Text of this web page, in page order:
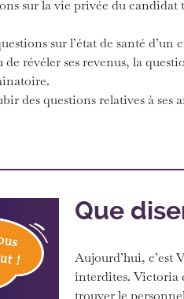
sur la vie privée du
sur l’état de santé
de révéler ses revenus, la
des questions relatives à
Que
Aujourd’hui, c’est
interdites.Victoria
trouver le